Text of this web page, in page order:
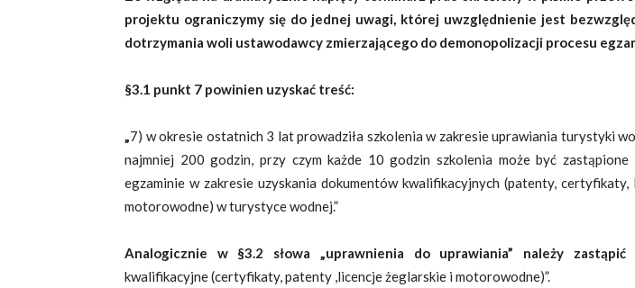
projektu ograniczymy się do jednej uwagi, której uwzględnienie jest
dotrzymania woli ustawodawcy zmierzającego do demonopolizacji procesu
§3.1 punkt 7 powinien uzyskać treść:
„7) w okresie ostatnich 3 lat prowadziła szkolenia w zakresie uprawiania turystyki
najmniej 200 godzin, przy czym każde 10 godzin szkolenia może być zastąpione
egzaminie w zakresie uzyskania dokumentów kwalifikacyjnych (patenty, certyfikaty,
motorowodne) w turystyce wodnej.”
Analogicznie w §3.2 słowa „uprawnienia do uprawiania” należy zastąpić
kwalifikacyjne (certyfikaty, patenty ,licencje żeglarskie i motorowodne)”.